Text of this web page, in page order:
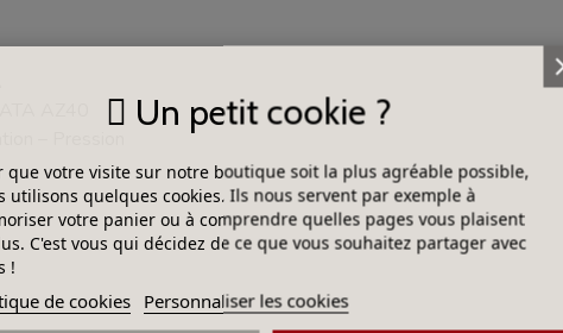
AZ40
– Pression
Un petit cookie ?
que votre visite sur notre boutique soit la plus agréable possible,
utilisons quelques cookies. Ils nous servent par exemple à
votre panier ou à comprendre quelles pages vous plaisent
C'est vous qui décidez de ce que vous souhaitez partager avec
!
de cookies Personnaliser les cookies